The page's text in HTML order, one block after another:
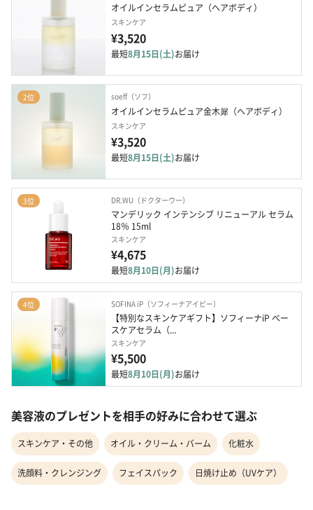
オイルインセラムピュア（ヘアボディ）
スキンケア
¥3,520
最短8月15日(土)お届け
2位 soeff（ソフ）
オイルインセラムピュア金木犀（ヘアボディ）
スキンケア
¥3,520
最短8月15日(土)お届け
3位 DR.WU（ドクターウー）
マンデリック インテンシブ リニューアル セラム
18％ 15ml
スキンケア
¥4,675
最短8月10日(月)お届け
4位 SOFINA iP（ソフィーナアイピー）
【特別なスキンケアギフト】ソフィーナiP ベー
スケアセラム（...
スキンケア
¥5,500
最短8月10日(月)お届け
美容液のプレゼントを相手の好みに合わせて選ぶ
スキンケア・その他 オイル・クリーム・バーム 化粧水
洗顔料・クレンジング フェイスパック 日焼け止め（UVケア）